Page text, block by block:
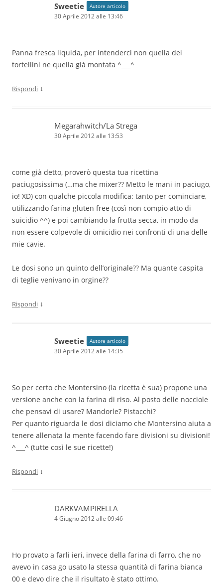
Sweetie Autore articolo
30 Aprile 2012 alle 13:46
Panna fresca liquida, per intenderci non quella dei
tortellini ne quella già montata ^___^
Rispondi ↓
Megarahwitch/La Strega
30 Aprile 2012 alle 13:53
come già detto, proverò questa tua ricettina
paciugosissima (…ma che mixer?? Metto le mani in paciugo,
io! XD) con qualche piccola modifica: tanto per cominciare,
utilizzando farina gluten free (così non compio atto di
suicidio ^^) e poi cambiando la frutta secca, in modo da
non essere colpevole di omicidio nei confronti di una delle
mie cavie.
Le dosi sono un quinto dell’originale?? Ma quante caspita
di teglie venivano in orgine??
Rispondi ↓
Sweetie Autore articolo
30 Aprile 2012 alle 14:35
So per certo che Montersino (la ricetta è sua) propone una
versione anche con la farina di riso. Al posto delle nocciole
che pensavi di usare? Mandorle? Pistacchi?
Per quanto riguarda le dosi diciamo che Montersino aiuta a
tenere allenata la mente facendo fare divisioni su divisioni!
^___^ (tutte così le sue ricette!)
Rispondi ↓
DARKVAMPIRELLA
4 Giugno 2012 alle 09:46
Ho provato a farli ieri, invece della farina di farro, che no
avevo in casa go usato la stessa quantità di farina bianca
00 e devo dire che il risultato è stato ottimo.